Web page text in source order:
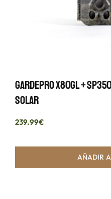
GardePro X80GL + SP350
Solar
239.99€
AÑADIR